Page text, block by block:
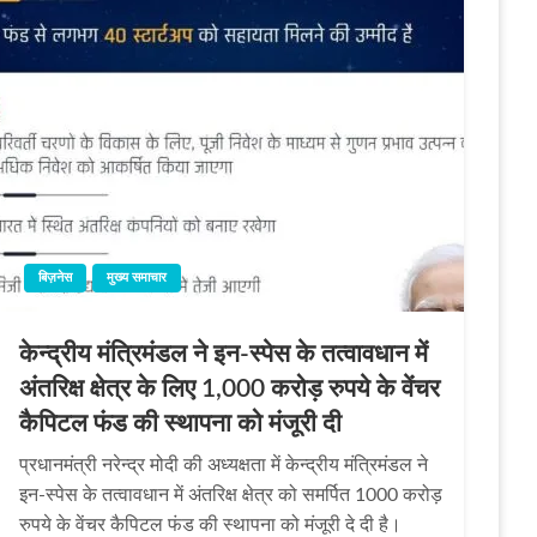
बिज़नेस मुख्य समाचार
केन्द्रीय मंत्रिमंडल ने इन-स्पेस के तत्वावधान में
अंतरिक्ष क्षेत्र के लिए 1,000 करोड़ रुपये के वेंचर
कैपिटल फंड की स्थापना को मंजूरी दी
प्रधानमंत्री नरेन्द्र मोदी की अध्यक्षता में केन्द्रीय मंत्रिमंडल ने
इन-स्पेस के तत्वावधान में अंतरिक्ष क्षेत्र को समर्पित 1000 करोड़
रुपये के वेंचर कैपिटल फंड की स्थापना को मंजूरी दे दी है।